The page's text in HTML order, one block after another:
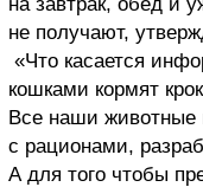
не получают,
«Что касается
кошками кормят
Все наши животные
с рационами,
А для того чтобы